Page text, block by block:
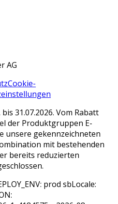
AG
Cookie-
31.07.2026. Vom Rabatt
der Produktgruppen E-
unsere gekennzeichneten
mit bestehenden
bereits reduzierten
prod sbLocale: